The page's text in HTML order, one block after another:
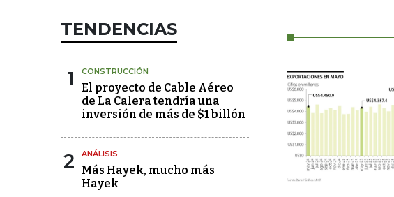
TENDENCIAS
1 CONSTRUCCIÓN
El proyecto de Cable Aéreo
de La Calera tendría una
inversión de más de $1 billón
2 ANÁLISIS
Más Hayek, mucho más
Hayek